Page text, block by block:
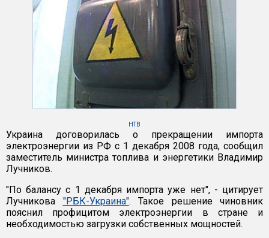
НТВ
Украина договорилась о прекращении импорта
электроэнергии из РФ с 1 декабря 2008 года, сообщил
заместитель министра топлива и энергетики Владимир
Лучников.
"По балансу с 1 декабря импорта уже нет", - цитирует
Лучникова "РБК-Украина". Такое решение чиновник
пояснил профицитом электроэнергии в стране и
необходимостью загрузки собственных мощностей.